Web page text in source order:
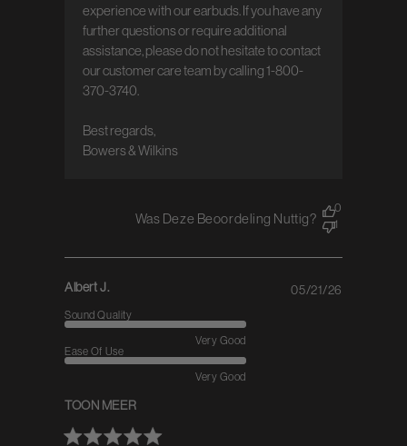
experience with our earbuds. If you have any
further questions or require additional
assistance, please do not hesitate to contact
our customer care team by calling 1-800-
370-3740.
Best regards,
Bowers & Wilkins
Was Deze Beoordeling Nuttig?
0
1
Albert J.
Sound Quality
Very Good
Ease Of Use
Very Good
TOON MEER
05/21/26